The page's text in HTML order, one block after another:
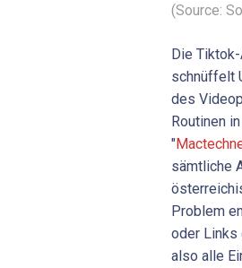
(Source:
Die
schnüffelt
des
Routinen
"
sämtliche
Problem
oder Links
also alle